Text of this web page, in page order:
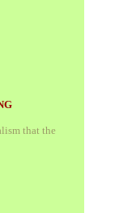
that the